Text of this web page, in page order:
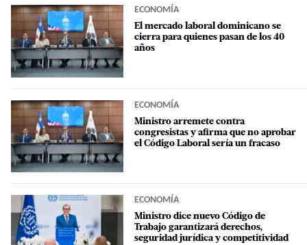
ECONOMÍA
El mercado laboral dominicano se
cierra para quienes pasan de los 40
años
ECONOMÍA
Ministro arremete contra
congresistas y afirma que no aprobar
el Código Laboral sería un fracaso
ECONOMÍA
Ministro dice nuevo Código de
Trabajo garantizará derechos,
seguridad jurídica y competitividad